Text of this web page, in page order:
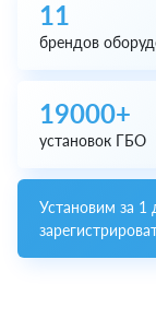
11
брендов
19000+
установок ГБО
Установим за